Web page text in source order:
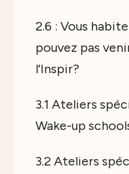
2.6 : Vous
pouvez pas
l'Inspir?
3.1 Ateliers
Wake-up
3.2 Ateliers